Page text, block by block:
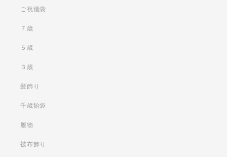
ご祝儀袋
７歳
５歳
３歳
髪飾り
千歳飴袋
履物
被布飾り